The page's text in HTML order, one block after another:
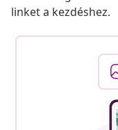
linket a kezdéshez.